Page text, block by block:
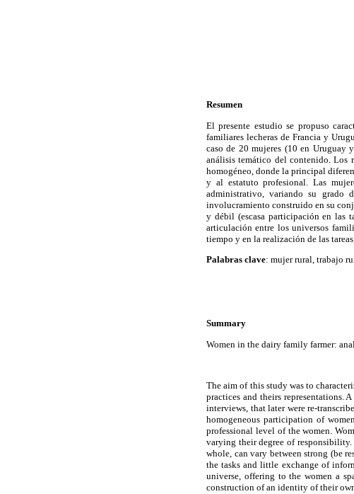
Resumen
El presente estudio se propuso
familiares lecheras de Francia y
caso de 20 mujeres (10 en Uruguay
análisis temático del contenido. Los
homogéneo, donde la principal
y al estatuto profesional. Las
administrativo, variando su grado
involucramiento construido en su
y débil (escasa participación en las
articulación entre los universos
tiempo y en la realización de las
Palabras clave: mujer rural, trabajo
Summary
Women in the dairy family farmer:
The aim of this study was to
practices and theirs representations.
interviews, that later were re-
homogeneous participation of
professional level of the women.
varying their degree of responsibility.
whole, can vary between strong (be
the tasks and little exchange of
universe, offering to the women a
construction of an identity of their